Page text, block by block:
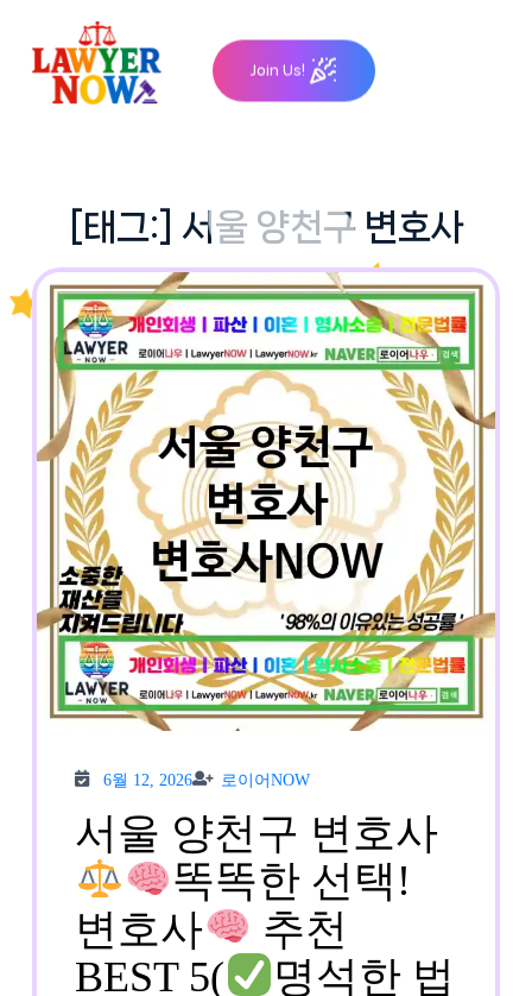
content
Join Us!
[태그:] 서울 양천구 변호사
6월 12, 2026
12,
2026
로이어NOW
어
NOW
서울 양천구 변호사
똑똑한 선택!
변호사
추천
BEST 5(
명석한 법